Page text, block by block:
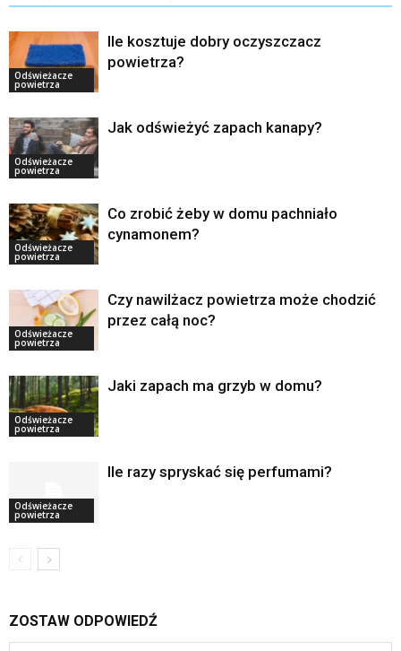
Odświeżacze
powietrza
Ile kosztuje dobry oczyszczacz
powietrza?
Odświeżacze
powietrza
Jak odświeżyć zapach kanapy?
Odświeżacze
powietrza
Co zrobić żeby w domu pachniało
cynamonem?
Odświeżacze
powietrza
Czy nawilżacz powietrza może chodzić
przez całą noc?
Odświeżacze
powietrza
Jaki zapach ma grzyb w domu?
Odświeżacze
powietrza
Ile razy spryskać się perfumami?
ZOSTAW ODPOWIEDŹ